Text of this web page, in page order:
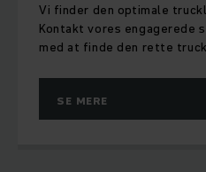
Vi finder den optimale
Kontakt vores engagerede
med at finde den rette
SE MERE